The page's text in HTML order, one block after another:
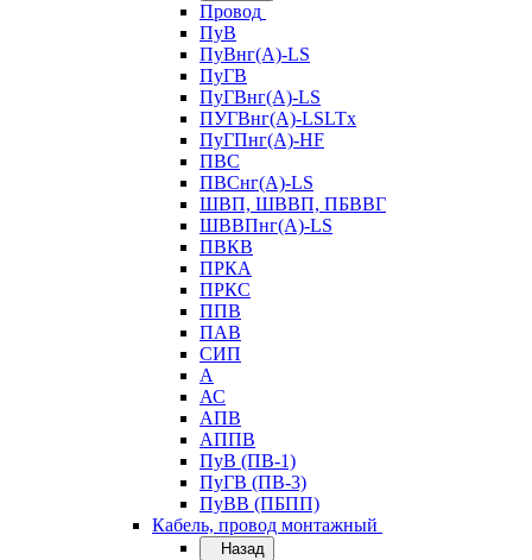
Провод
ПуВ
ПуВнг(А)-LS
ПуГВ
ПуГВнг(А)-LS
ПУГВнг(А)-LSLTx
ПуГПнг(А)-HF
ПВС
ПВСнг(А)-LS
ШВП, ШВВП, ПБВВГ
ШВВПнг(А)-LS
ПВКВ
ПРКА
ПРКС
ППВ
ПАВ
СИП
А
АС
АПВ
АППВ
ПуВ (ПВ-1)
ПуГВ (ПВ-3)
ПуВВ (ПБПП)
Кабель, провод монтажный
Назад